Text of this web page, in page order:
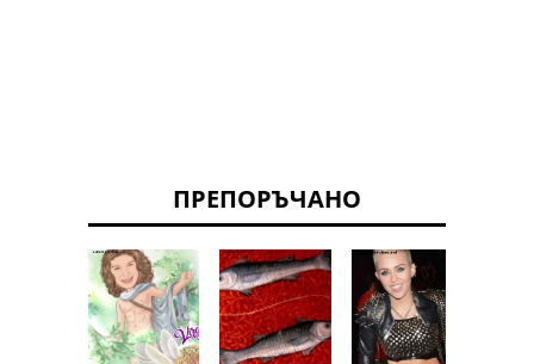
ПРЕПОРЪЧАНО